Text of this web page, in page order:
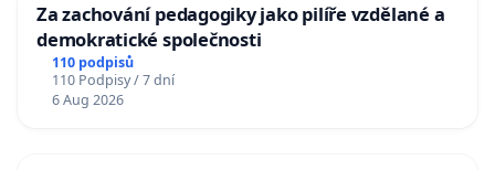
Za zachování pedagogiky jako pilíře vzdělané a
demokratické společnosti
110 podpisů
110 Podpisy / 7 dní
6 Aug 2026